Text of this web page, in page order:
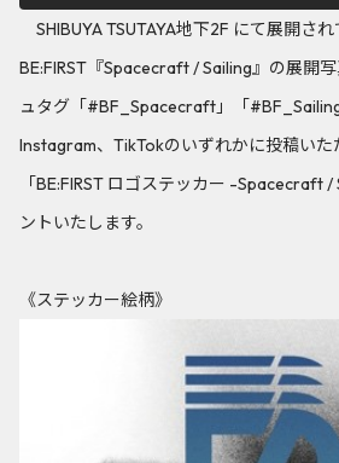
SHIBUYA TSUTAYA地下2F にて展開され
BE:FIRST『Spacecraft / Sailing』の展開
ュタグ「#BF_Spacecraft」「
Instagram、TikTokのいずれかに投稿い
「BE:FIRST ロゴステッカー -Spacecraft
ントいたします。
《ステッカー絵柄》